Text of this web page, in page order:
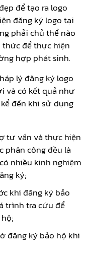
để tạo ra logo
đăng ký logo tại
phải chủ thể nào
thức để thực hiện
hợp phát sinh.
lý đăng ký logo
và có kết quả như
đến khi sử dụng
tư vấn và thực hiện
phân công đều là
nhiều kinh nghiệm
ký;
khi đăng ký bảo
trình tra cứu để
đăng ký bảo hộ khi